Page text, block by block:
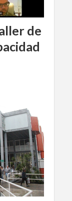
de